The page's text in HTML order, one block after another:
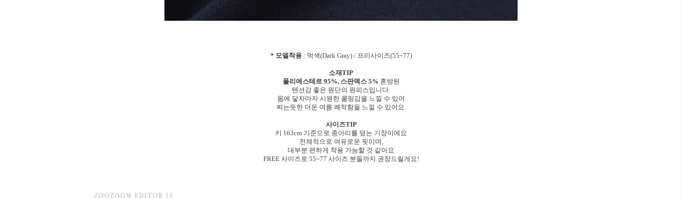
* 모델착용: 먹색(Dark Gray) / 프리사이즈(55~77)
소재TIP
폴리에스테르 95%, 스판덱스 5% 혼방된
텐션감 좋은 원단의 원피스입니다.
몸에 닿자마자 시원한 쿨링감을 느낄 수 있어
찌는듯한 더운 여름 쾌적함을 느낄 수 있어요.
사이즈TIP
키 163cm 기준으로 종아리를 덮는 기장이에요
전체적으로 여유로운 핏이며,
대부분 편하게 착용 가능할 것 같아요
FREE 사이즈로 55~77 사이즈 분들까지 권장드릴게요!